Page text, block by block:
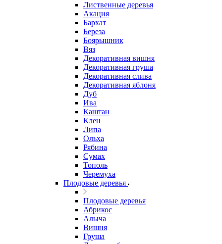
Лиственные деревья
Акация
Бархат
Береза
Боярышник
Вяз
Декоративная вишня
Декоративная груша
Декоративная слива
Декоративная яблоня
Дуб
Ива
Каштан
Клен
Липа
Ольха
Рябина
Сумах
Тополь
Черемуха
Плодовые деревья
Плодовые деревья
Абрикос
Алыча
Вишня
Груша